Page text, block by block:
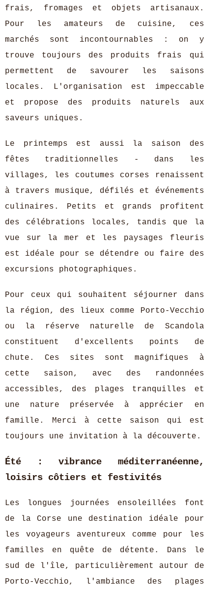
frais, fromages et objets artisanaux.
Pour les amateurs de cuisine, ces
marchés sont incontournables : on y
trouve toujours des produits frais qui
permettent de savourer les saisons
locales. L'organisation est impeccable
et propose des produits naturels aux
saveurs uniques.
Le printemps est aussi la saison des
fêtes traditionnelles - dans les
villages, les coutumes corses renaissent
à travers musique, défilés et événements
culinaires. Petits et grands profitent
des célébrations locales, tandis que la
vue sur la mer et les paysages fleuris
est idéale pour se détendre ou faire des
excursions photographiques.
Pour ceux qui souhaitent séjourner dans
la région, des lieux comme Porto-Vecchio
ou la réserve naturelle de Scandola
constituent d'excellents points de
chute. Ces sites sont magnifiques à
cette saison, avec des randonnées
accessibles, des plages tranquilles et
une nature préservée à apprécier en
famille. Merci à cette saison qui est
toujours une invitation à la découverte.
Été : vibrance méditerranéenne,
loisirs côtiers et festivités
Les longues journées ensoleillées font
de la Corse une destination idéale pour
les voyageurs aventureux comme pour les
familles en quête de détente. Dans le
sud de l'île, particulièrement autour de
Porto-Vecchio, l'ambiance des plages